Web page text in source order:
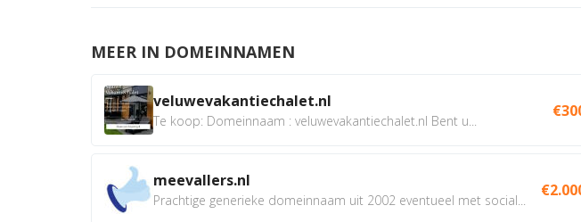
MEER IN DOMEINNAMEN
veluwevakantiechalet.nl
Te koop: Domeinnaam : veluwevakantiechalet.nl Bent u...
meevallers.nl
Prachtige generieke domeinnaam uit 2002 eventueel met social...